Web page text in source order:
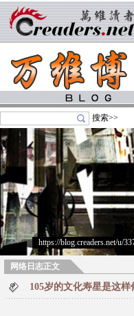
搜索>>
https://blog.creaders.net/u/
网络日志正文
105岁的文化寿星是这样